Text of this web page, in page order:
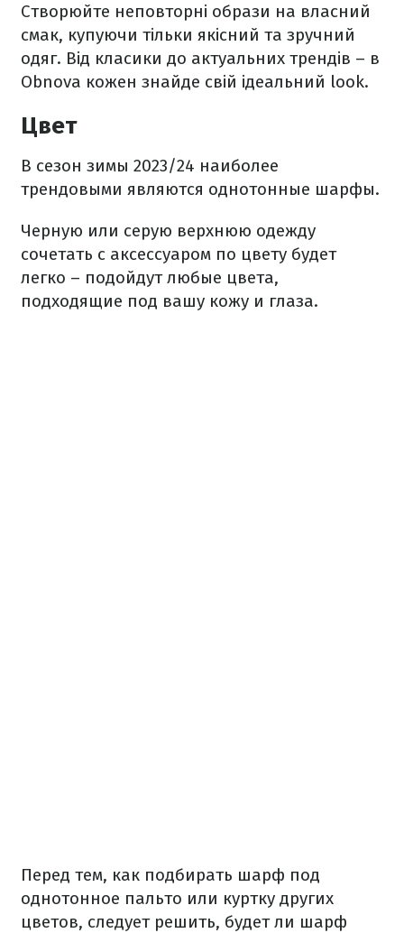
Створюйте неповторні образи на власний
смак, купуючи тільки якісний та зручний
одяг. Від класики до актуальних трендів – в
Obnova кожен знайде свій ідеальний look.
Цвет
В сезон зимы 2023/24 наиболее
трендовыми являются однотонные шарфы.
Черную или серую верхнюю одежду
сочетать с аксессуаром по цвету будет
легко – подойдут любые цвета,
подходящие под вашу кожу и глаза.
Перед тем, как подбирать шарф под
однотонное пальто или куртку других
цветов, следует решить, будет ли шарф